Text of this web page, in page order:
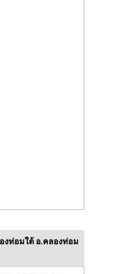
งท่อมใต้ อ.คลองท่อม